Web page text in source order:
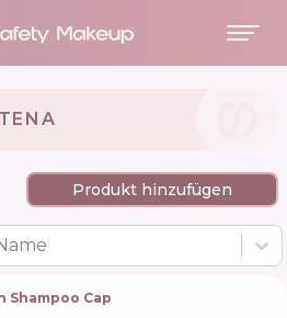
🇸🇪
Produkt hinzufügen
Shampoo Cap